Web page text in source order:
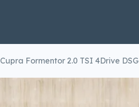
Cupra Formentor 2.0 TSI 4Drive DSG